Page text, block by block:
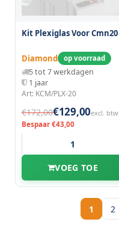
Kit Plexiglas Voor Cmn20
Diamond op voorraad
5 tot 7 werkdagen
1 jaar
Art: KCM/PLX-20
€172,00€129,00excl. btw
Bespaar €43,00
VOEG TOE
1 2